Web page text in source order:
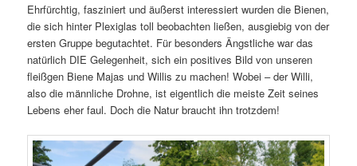
Ehrfürchtig, fasziniert und äußerst interessiert wurden die Bienen,
die sich hinter Plexiglas toll beobachten ließen, ausgiebig von der
ersten Gruppe begutachtet. Für besonders Ängstliche war das
natürlich DIE Gelegenheit, sich ein positives Bild von unseren
fleißgen Biene Majas und Willis zu machen! Wobei – der Willi,
also die männliche Drohne, ist eigentlich die meiste Zeit seines
Lebens eher faul. Doch die Natur braucht ihn trotzdem!